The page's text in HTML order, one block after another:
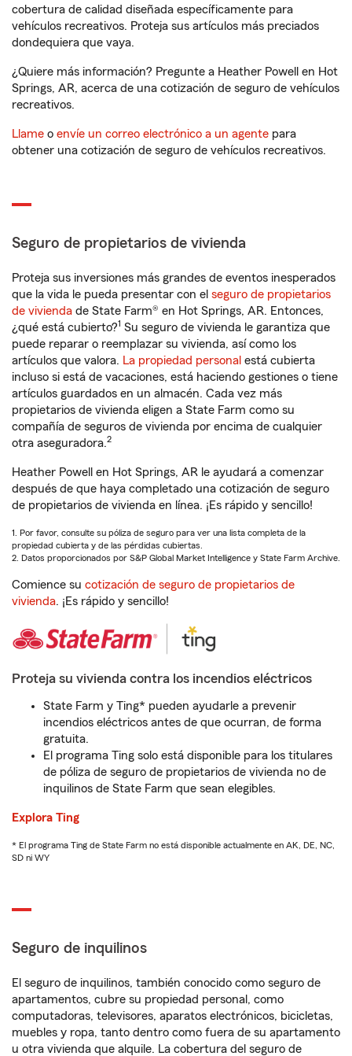
cobertura de calidad diseñada específicamente para
vehículos recreativos. Proteja sus artículos más preciados
dondequiera que vaya.
¿Quiere más información? Pregunte a Heather Powell en Hot
Springs, AR, acerca de una cotización de seguro de vehículos
recreativos.
Llame o envíe un correo electrónico a un agente para
obtener una cotización de seguro de vehículos recreativos.
Seguro de propietarios de vivienda
Proteja sus inversiones más grandes de eventos inesperados
que la vida le pueda presentar con el seguro de propietarios
de vivienda de State Farm® en Hot Springs, AR. Entonces,
¿qué está cubierto?1 Su seguro de vivienda le garantiza que
puede reparar o reemplazar su vivienda, así como los
artículos que valora. La propiedad personal está cubierta
incluso si está de vacaciones, está haciendo gestiones o tiene
artículos guardados en un almacén. Cada vez más
propietarios de vivienda eligen a State Farm como su
compañía de seguros de vivienda por encima de cualquier
otra aseguradora.2
Heather Powell en Hot Springs, AR le ayudará a comenzar
después de que haya completado una cotización de seguro
de propietarios de vivienda en línea. ¡Es rápido y sencillo!
1. Por favor, consulte su póliza de seguro para ver una lista completa de la
propiedad cubierta y de las pérdidas cubiertas.
2. Datos proporcionados por S&P Global Market Intelligence y State Farm Archive.
Comience su cotización de seguro de propietarios de
vivienda. ¡Es rápido y sencillo!
Proteja su vivienda contra los incendios eléctricos
State Farm y Ting* pueden ayudarle a prevenir
incendios eléctricos antes de que ocurran, de forma
gratuita.
El programa Ting solo está disponible para los titulares
de póliza de seguro de propietarios de vivienda no de
inquilinos de State Farm que sean elegibles.
Explora Ting
* El programa Ting de State Farm no está disponible actualmente en AK, DE, NC,
SD ni WY
Seguro de inquilinos
El seguro de inquilinos, también conocido como seguro de
apartamentos, cubre su propiedad personal, como
computadoras, televisores, aparatos electrónicos, bicicletas,
muebles y ropa, tanto dentro como fuera de su apartamento
u otra vivienda que alquile. La cobertura del seguro de